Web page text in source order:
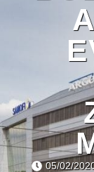
05/02/